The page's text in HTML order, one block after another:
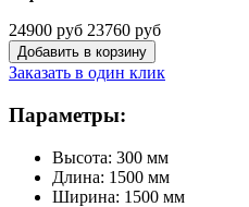
24900 руб 23760 руб
Заказать в один клик
Параметры:
Высота: 300 мм
Длина: 1500 мм
Ширина: 1500 мм